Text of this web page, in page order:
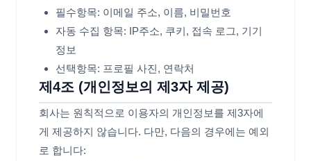
필수항목: 이메일 주소, 이름, 비밀번호
자동 수집 항목: IP주소, 쿠키, 접속 로그, 기기
정보
선택항목: 프로필 사진, 연락처
제4조 (개인정보의 제3자 제공)
회사는 원칙적으로 이용자의 개인정보를 제3자에
게 제공하지 않습니다. 다만, 다음의 경우에는 예외
로 합니다: